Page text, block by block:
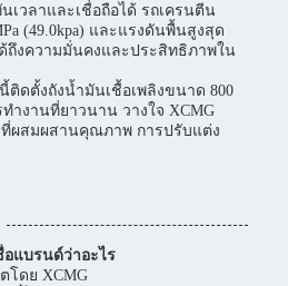
เวลาและเชื่อถือได้ รถเครนตีน
(49.0kpa) และแรงดันพื้นสูงสุด
ถึงความมั่นคงและประสิทธิภาพใน
ติดตั้งถังน้ำมันเชื้อเพลิงขนาด 800
ำงานที่ยาวนาน วางใจ XCMG
ผสมผสานคุณภาพ การปรับแต่ง
แบรนด์ว่าอะไร
โดย XCMG